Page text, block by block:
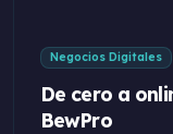
Negocios Digitales
De cero a
BewPro